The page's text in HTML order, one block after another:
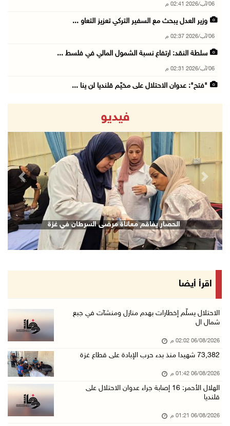
06/آب/2026 02:41 م
وزير العدل يبحث مع السفير التركي تعزيز التعاو ...
06/آب/2026 02:37 م
سلطة النقد: ارتفاع نسبة الشمول المالي في فلسط ...
06/آب/2026 02:31 م
"فتح": عدوان الاحتلال على مخيّم قلنديا لن ينا ...
06/آب/2026 02:17 م
الاحتلال يسلّم إخطارات بهدم منازل ومنشآت في ج ...
06/آب/2026 02:02 م
افتتاح سوق الباذنجان البتيري السنوي في بتير غ ...
73,382 شهيدا منذ بدء حرب الإبادة على قطاع غزة
06/آب/2026 01:42 م
سفارة فلسطين في عُمان تكرم الطلبة المتفوقين م ...
الهلال الأحمر: 16 إصابة جراء عدوان الاحتلال ع ...
الحسيني يبحث مع ممثلة الهند لدى دولة فلسطين ت ...
إنجاز فلسطين تطلق معرض "Eco-Expo 2026" تتويجا ...
الاحتلال يجرف 4 دونمات في بتير غرب بيت لحم وي ...
06/آب/2026 12:43 م
فيديو
الحصار يفاقم معاناة مرضى السرطان في غزة
Next
اقرأ أيضا
الاحتلال يسلّم إخطارات بهدم منازل ومنشآت في جبع
شمال ال
06/08/2026 02:02 م
73,382 شهيدا منذ بدء حرب الإبادة على قطاع غزة
06/08/2026 01:42 م
الهلال الأحمر: 16 إصابة جراء عدوان الاحتلال على
قلنديا
06/08/2026 01:21 م